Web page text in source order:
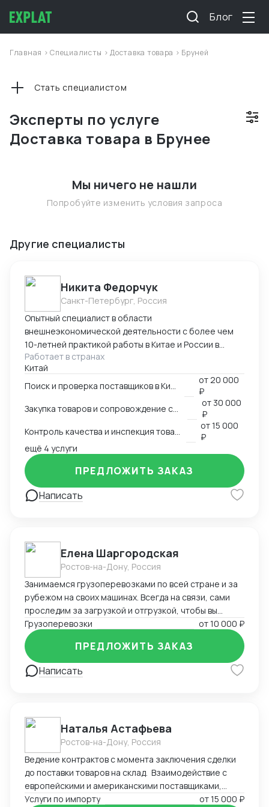
Блог
Главная >Специалисты >Доставка товара > Бруней
Эксперты по услуге
Доставка товара в Брунее
Стать специалистом
Мы ничего не нашли
Попробуйте изменить условия запроса
Другие специалисты
Никита Федорчук
Санкт-Петербург, Россия
Опытный специалист в области
внешнеэкономической деятельности с более чем
10-летней практикой работы в Китае и России в
сфере ВЭД. Знаю китайский и английский языки на
профессиональном уровне, имею глубокую
экспертизу в закупках, логистике и международных
расчетах. Организую полный цикл работы с Китаем:
поиск и проверка поставщиков, переговоры,
сопровождение контрактов, контроль качества
продукции, доставка и оплата поставщикам.
Ключевые компетенции Поиск и проверка надежных
поставщиков в Китае Ведение переговоров на
китайском и английском языках Организация
закупок и международной логистики «под ключ»
Международные платежи и финансовое
Работает в странах
Китай
от20 000
₽
от 30 000
₽
от15 000
₽
ещё 4 услуги
Написать
ПРЕДЛОЖИТЬ ЗАКАЗ
Елена Шаргородская
Ростов-на-Дону, Россия
Занимаемся грузоперевозками по всей стране и за
рубежом на своих машинах. Всегда на связи, сами
проследим за загрузкой и отгрузкой, чтобы вы
меньше переживали, будем рады сотрудничеству)
Грузоперевозки от10 000 ₽
Написать
ПРЕДЛОЖИТЬ ЗАКАЗ
Наталья Астафьева
Ростов-на-Дону, Россия
Ведение контрактов с момента заключения сделки
до поставки товаров на склад. Взаимодействие с
европейскими и американскими поставщиками,
перевозчиками. Взаимодействие с брокерами,
Услуги по импорту от15 000 ₽